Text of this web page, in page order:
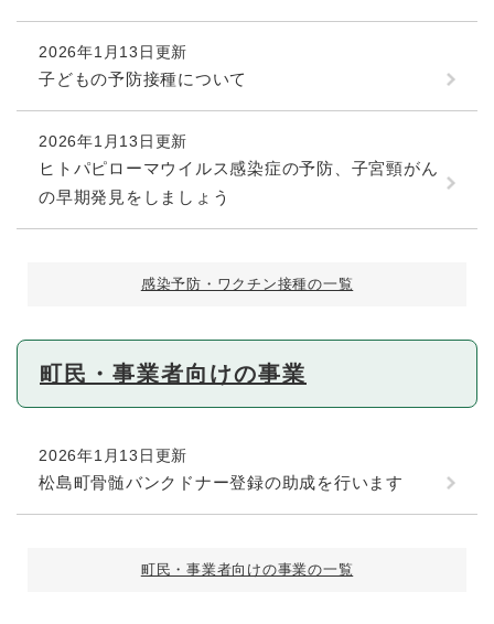
2026年1月13日更新
子どもの予防接種について
2026年1月13日更新
ヒトパピローマウイルス感染症の予防、子宮頸がん
の早期発見をしましょう
感染予防・ワクチン接種の一覧
町民・事業者向けの事業
2026年1月13日更新
松島町骨髄バンクドナー登録の助成を行います
町民・事業者向けの事業の一覧